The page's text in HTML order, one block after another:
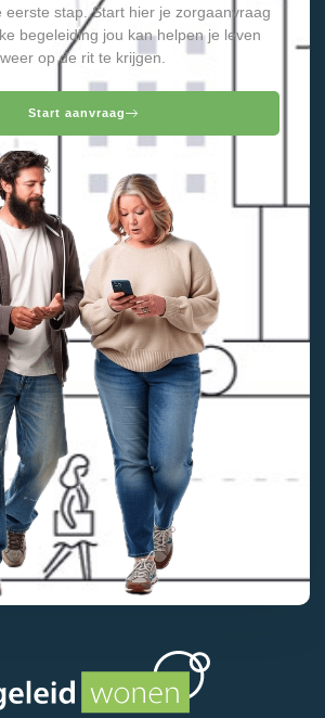
eerste stap. Start hier je zorgaanvraag
begeleiding jou kan helpen je leven
weer op de rit te krijgen.
Start aanvraag